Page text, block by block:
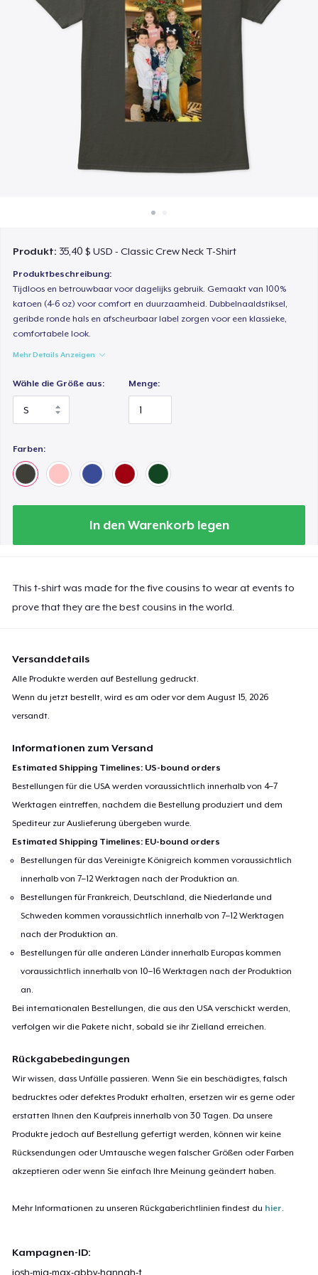
Überall verkaufen
Etwas verkaufen
Produkt: 35,40 $ USD - Classic Crew Neck T-Shirt
Produktbeschreibung:
Tijdloos en betrouwbaar voor dagelijks gebruik. Gemaakt van 100%
katoen (4-6 oz) voor comfort en duurzaamheid. Dubbelnaaldstiksel,
geribde ronde hals en afscheurbaar label zorgen voor een klassieke,
comfortabele look.
Mehr Details Anzeigen
Wähle die Größe aus: Menge:
Farben:
In den Warenkorb legen
This t-shirt was made for the five cousins to wear at events to
prove that they are the best cousins in the world.
Versanddetails
Alle Produkte werden auf Bestellung gedruckt.
Wenn du jetzt bestellt, wird es am oder vor demAugust 15, 2026
versandt.
Informationen zum Versand
Estimated Shipping Timelines: US-bound orders
Bestellungen für die USA werden voraussichtlich innerhalb von 4–7
Werktagen eintreffen, nachdem die Bestellung produziert und dem
Spediteur zur Auslieferung übergeben wurde.
Estimated Shipping Timelines: EU-bound orders
Bestellungen für das Vereinigte Königreich kommen voraussichtlich
innerhalb von 7–12 Werktagen nach der Produktion an.
Bestellungen für Frankreich, Deutschland, die Niederlande und
Schweden kommen voraussichtlich innerhalb von 7–12 Werktagen
nach der Produktion an.
Bestellungen für alle anderen Länder innerhalb Europas kommen
voraussichtlich innerhalb von 10–16 Werktagen nach der Produktion
an.
Bei internationalen Bestellungen, die aus den USA verschickt werden,
verfolgen wir die Pakete nicht, sobald sie ihr Zielland erreichen.
Rückgabebedingungen
Wir wissen, dass Unfälle passieren. Wenn Sie ein beschädigtes, falsch
bedrucktes oder defektes Produkt erhalten, ersetzen wir es gerne oder
erstatten Ihnen den Kaufpreis innerhalb von 30 Tagen. Da unsere
Produkte jedoch auf Bestellung gefertigt werden, können wir keine
Rücksendungen oder Umtausche wegen falscher Größen oder Farben
akzeptieren oder wenn Sie einfach Ihre Meinung geändert haben.
Mehr Informationen zu unseren Rückgaberichtlinien findest du hier
Kampagnen-ID:
josh-mia-max-abby-hannah-t